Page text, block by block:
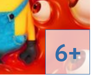
6+